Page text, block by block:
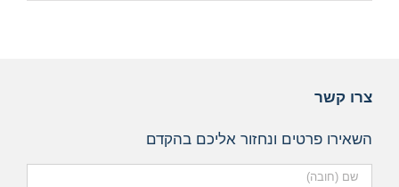
צרו קשר
השאירו פרטים ונחזור אליכם בהקדם